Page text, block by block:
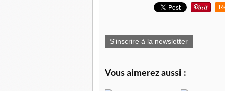
S'inscrire à la newsletter
Vous aimerez aussi :